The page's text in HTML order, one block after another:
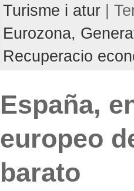
Turisme i atur|
Eurozona,
Recuperacio
España,
europeo
barato